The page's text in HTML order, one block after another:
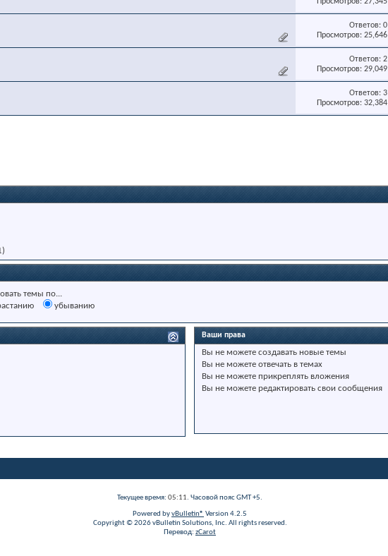
Ответов: 0
Просмотров: 25,646
Ответов: 2
Просмотров: 29,049
Ответов: 3
Просмотров: 32,384
темы по...
убыванию
Ваши права
Вы не можете создавать новые темы
Вы не можете отвечать в темах
Вы не можете прикреплять вложения
Вы не можете редактировать свои сообщения
Текущее время: 05:11. Часовой пояс GMT +5.
Powered byvBulletin® Version 4.2.5
Copyright © 2026 vBulletin Solutions, Inc. All rights reserved.
Перевод: zCarot